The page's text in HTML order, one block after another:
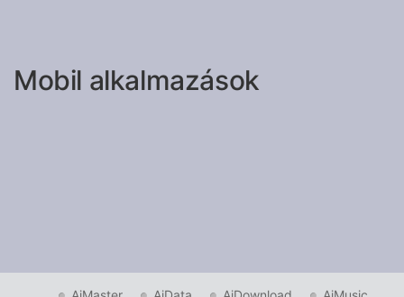
Mobil alkalmazások